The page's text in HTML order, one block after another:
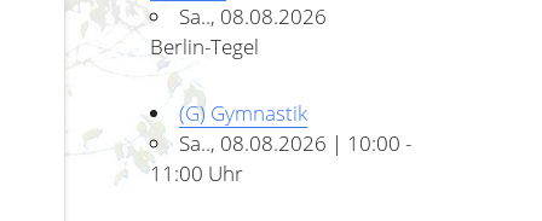
Sa.., 08.08.2026
Berlin-Tegel
(G) Gymnastik
Sa.., 08.08.2026 | 10:00 -
11:00 Uhr